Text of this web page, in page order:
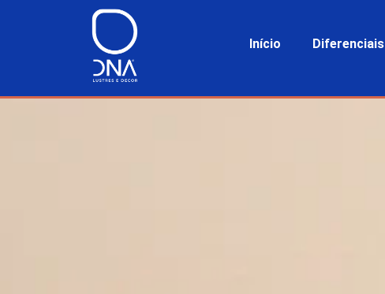
Início Diferenciais